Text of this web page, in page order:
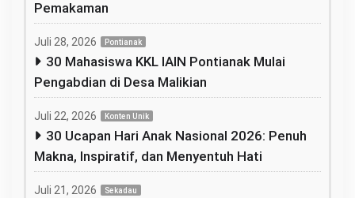
Pemakaman
Juli 28, 2026 Pontianak
30 Mahasiswa KKL IAIN Pontianak Mulai
Pengabdian di Desa Malikian
Juli 22, 2026 Konten Unik
30 Ucapan Hari Anak Nasional 2026: Penuh
Makna, Inspiratif, dan Menyentuh Hati
Juli 21, 2026 Sekadau